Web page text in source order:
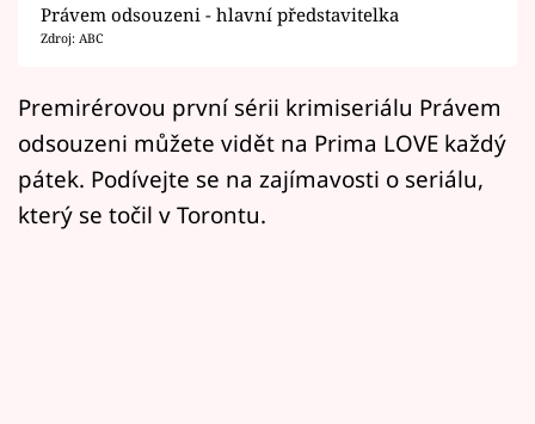
Pořady
Mámy sobě
Přihlášení
Právem odsouzeni - hlavní představitelka
Zdroj: ABC
Premirérovou první sérii krimiseriálu Právem
odsouzeni můžete vidět na Prima LOVE každý
pátek. Podívejte se na zajímavosti o seriálu,
který se točil v Torontu.